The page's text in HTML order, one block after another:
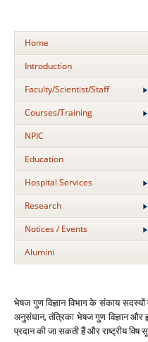
Home
Introduction
Faculty/Scientist/Staff
Courses/Training
NPIC
Education
Hospital Services
Research
Notices / Events
Alumini
भेषज गुण विज्ञान विभाग के संकाय
अनुसंधान, तंत्रिका भेषज गुण विज्ञान और
प्रदान की जा सकती हैं और राष्‍ट्रीय